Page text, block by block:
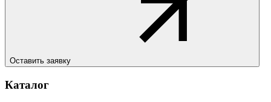
Оставить заявку
Каталог